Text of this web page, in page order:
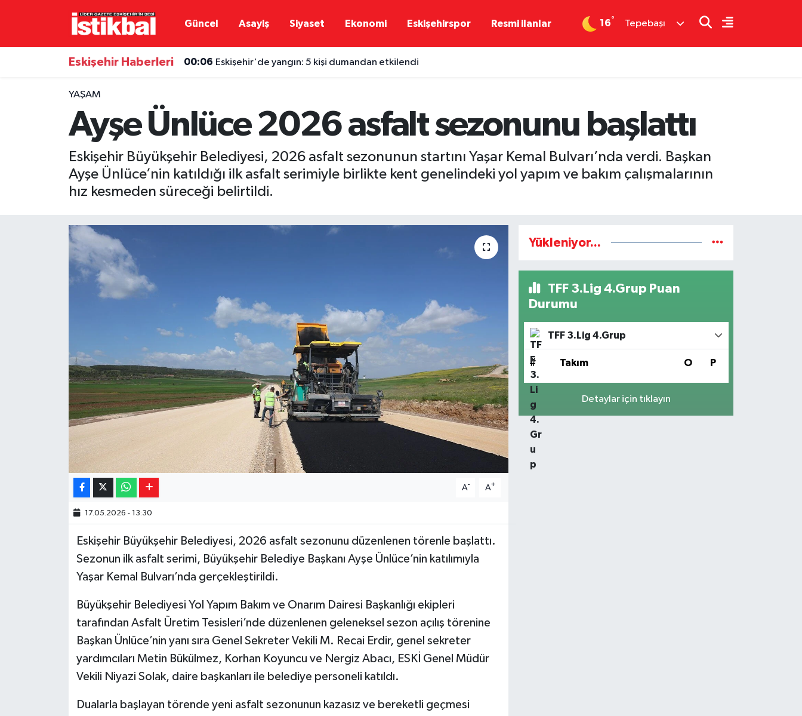
Güncel Asayiş Siyaset Ekonomi Eskişehirspor Resmi ilanlar 16° Tepebaşı
Eskişehir Haberleri 00:06 Eskişehir'de yangın: 5 kişi dumandan etkilendi
YAŞAM
Ayşe Ünlüce 2026 asfalt sezonunu başlattı
Eskişehir Büyükşehir Belediyesi, 2026 asfalt sezonunun startını Yaşar Kemal Bulvarı’nda verdi. Başkan
Ayşe Ünlüce’nin katıldığı ilk asfalt serimiyle birlikte kent genelindeki yol yapım ve bakım çalışmalarının
hız kesmeden süreceği belirtildi.
A- A+
17.05.2026 - 13:30
Eskişehir Büyükşehir Belediyesi, 2026 asfalt sezonunu düzenlenen törenle başlattı.
Sezonun ilk asfalt serimi, Büyükşehir Belediye Başkanı Ayşe Ünlüce’nin katılımıyla
Yaşar Kemal Bulvarı’nda gerçekleştirildi.
Büyükşehir Belediyesi Yol Yapım Bakım ve Onarım Dairesi Başkanlığı ekipleri
tarafından Asfalt Üretim Tesisleri’nde düzenlenen geleneksel sezon açılış törenine
Başkan Ünlüce’nin yanı sıra Genel Sekreter Vekili M. Recai Erdir, genel sekreter
yardımcıları Metin Bükülmez, Korhan Koyuncu ve Nergiz Abacı, ESKİ Genel Müdür
Vekili Niyazi Solak, daire başkanları ile belediye personeli katıldı.
Dualarla başlayan törende yeni asfalt sezonunun kazasız ve bereketli geçmesi
Yükleniyor...
TFF 3.Lig 4.Grup Puan
Durumu
TFF 3.Lig 4.Grup
# Takım O P
Detaylar için tıklayın
Eskişehirspor
Siyaset
Ekonomi
Eskişehir Nöbetçi Eczaneler
Eskişehir Trafik Yoğunluk Haritası
TFF 3.Lig 4.Grup Puan Durumu ve Fikstür
Tüm Manşetler
Son Dakika Haberleri
Haber Arşivi